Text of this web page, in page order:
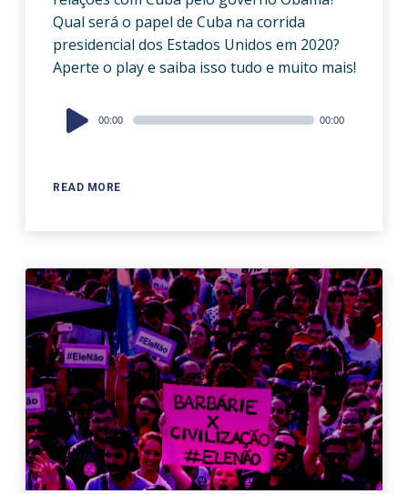
Qual será o papel de Cuba na corrida
presidencial dos Estados Unidos em 2020?
Aperte o play e saiba isso tudo e muito mais!
READ MORE
Audio
Player
00:00 00:00